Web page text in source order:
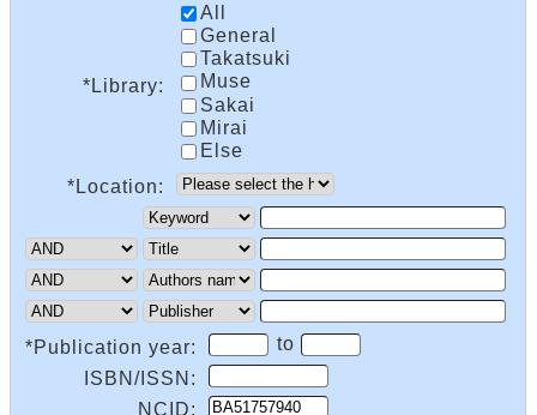
*Library:
All
General
Takatsuki
Muse
Sakai
Mirai
Else
*Location:
*Publication year:
to
ISBN/ISSN:
NCID: